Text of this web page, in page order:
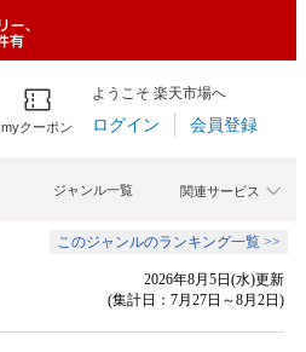
myクーポン
ようこそ 楽天市場へ
ログイン 会員登録
関連サービス
ジャンル一覧
このジャンルのランキング一覧 >>
2026年8月5日(水)更新
(集計日：7月27日～8月2日)